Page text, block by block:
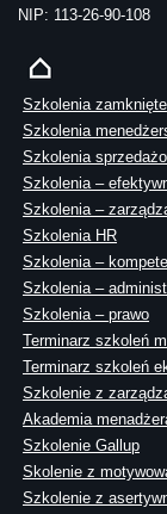
NIP: 113-26-90-108
Szkolenia zamknięte
Szkolenia
Szkolenia
Szkolenia –
Szkolenia –
Szkolenia HR
Szkolenia –
Szkolenia –
Szkolenia – prawo
Terminarz szkoleń
Terminarz szkoleń
Szkolenie z
Akademia
Szkolenie Gallup
Skolenie z
Szkolenie z